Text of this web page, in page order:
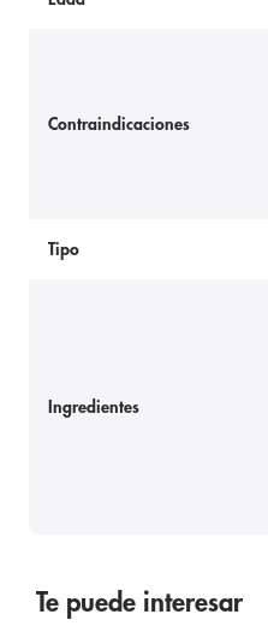
Contraindicaciones
Tipo
Ingredientes
Te puede interesar